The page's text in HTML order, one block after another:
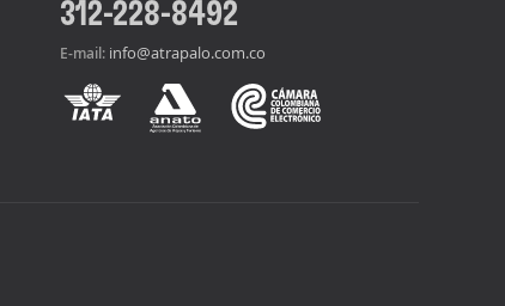
312-228-8492
E-mail: info@atrapalo.com.co